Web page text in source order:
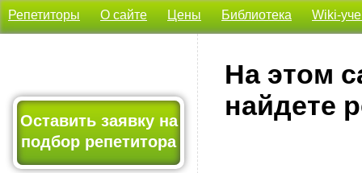
Репетиторы О сайте Цены Библиотека Wiki-
Оставить заявку на
подбор репетитора
На этом
найдете